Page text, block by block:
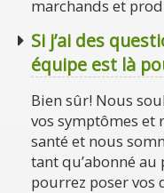
marchands et
Si j’ai des
équipe est là
Bien sûr! Nous
vos symptômes et
santé et nous
tant qu’abonné
pourrez poser vos